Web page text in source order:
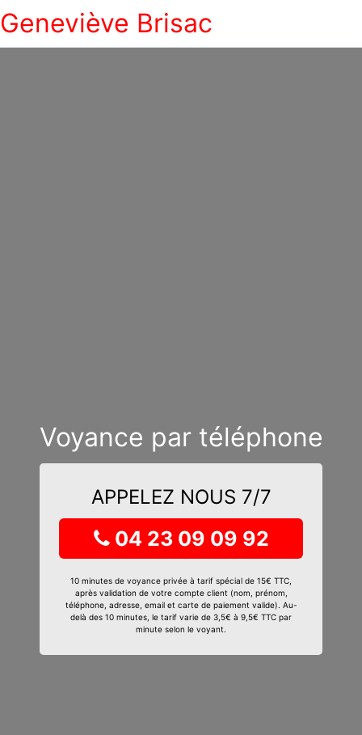
Geneviève Brisac
Voyance par téléphone
APPELEZ NOUS 7/7
04 23 09 09 92
10 minutes de voyance privée à tarif spécial de 15€ TTC,
après validation de votre compte client (nom, prénom,
téléphone, adresse, email et carte de paiement valide). Au-
delà des 10 minutes, le tarif varie de 3,5€ à 9,5€ TTC par
minute selon le voyant.